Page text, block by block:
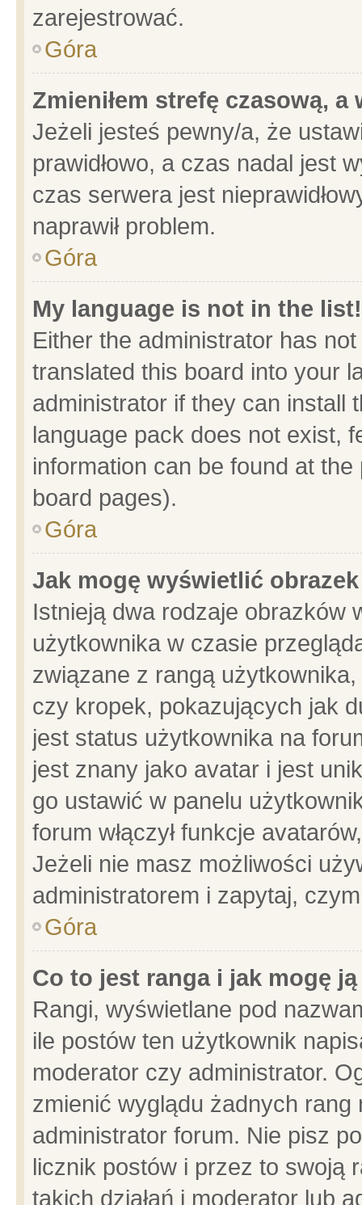
zarejestrować.
Góra
Zmieniłem strefę czasową,
Jeżeli jesteś pewny/a, że
prawidłowo, a czas nadal jest
czas serwera jest
naprawił problem.
Góra
My language is not in the list!
Either the administrator has
translated this board into your
administrator if they can install
language pack does not exist,
information can be found at
board pages).
Góra
Jak mogę wyświetlić
Istnieją dwa rodzaje obrazków
użytkownika w czasie
związane z rangą
czy kropek, pokazujących jak
jest status użytkownika na
jest znany jako avatar i jest
go ustawić w panelu
forum włączył funkcje
Jeżeli nie masz możliwości
administratorem i zapytaj,
Góra
Co to jest ranga i jak mogę
Rangi, wyświetlane pod
ile postów ten użytkownik
moderator czy administrator.
zmienić wyglądu żadnych
administrator forum. Nie pisz
licznik postów i przez to swoją
takich działań i moderator lub